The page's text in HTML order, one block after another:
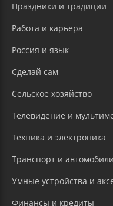
Праздники и традиции
Работа и карьера
Россия и язык
Сделай сам
Сельское хозяйство
Телевидение и
Техника и электроника
Транспорт и автомобили
Умные устройства и
Финансы и кредиты